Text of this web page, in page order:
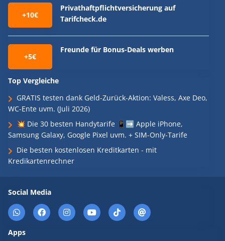
+10€
Privathaftpflichtversicherung auf
Tarifcheck.de
+5€
Freunde für Bonus-Deals werben
Top Vergleiche
GRATIS testen dank Geld-Zurück-Aktion: Valess, Axe Deo,
WC-Ente uvm. (Juli 2026)
💥 Die 30 besten Handytarife 📱➡️ Apple iPhone,
Samsung Galaxy, Google Pixel uvm. + SIM-Only-Tarife
Die besten kostenlosen Kreditkarten - mit
Kredikartenrechner
Social Media
Apps